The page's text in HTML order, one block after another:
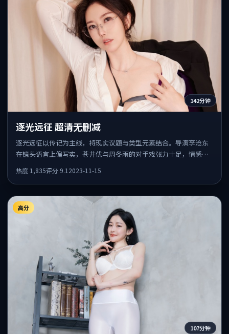
142分钟
逐光远征 超清无删减
逐光远征以传记为主线，将现实议题与类型元素结合。导演李沧东
在镜头语言上偏写实，苍井优与周冬雨的对手戏张力十足，情感层
热度 1,835评分 9.1 2023-11-15
高分
107分钟